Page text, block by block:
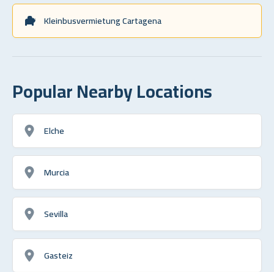
Kleinbusvermietung Cartagena
Popular Nearby Locations
Elche
Murcia
Sevilla
Gasteiz